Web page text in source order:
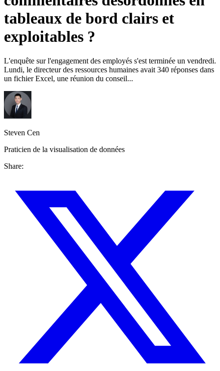
tableaux de bord clairs et
exploitables ?
L'enquête sur l'engagement des employés s'est terminée un vendredi.
Lundi, le directeur des ressources humaines avait 340 réponses dans
un fichier Excel, une réunion du conseil...
Steven Cen
Praticien de la visualisation de données
Share: